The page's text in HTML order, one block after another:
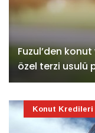
Fuzul’den
özel terzi usulü
Konut Kredileri